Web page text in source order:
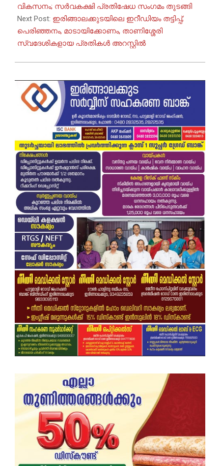
12
വികസനം; സർവകക്ഷി പ്രതിഷേധ സംഗമം തുടങ്ങി
Next Post: ഇരിങ്ങാലക്കുടയിലെ ഇറീഡിയം തട്ടിപ്പ്;
പെരിഞ്ഞനം, മാടായിക്കോണം, താണിശ്ശേരി
സ്വദേശികളായ പ്രതികൾ അറസ്റ്റിൽ